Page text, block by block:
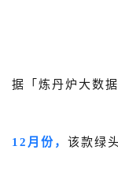
据「炼丹炉大数据
12月份， 该款绿